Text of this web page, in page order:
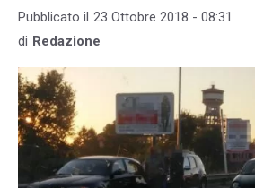
Pubblicato il 23 Ottobre 2018 - 08:31
di Redazione